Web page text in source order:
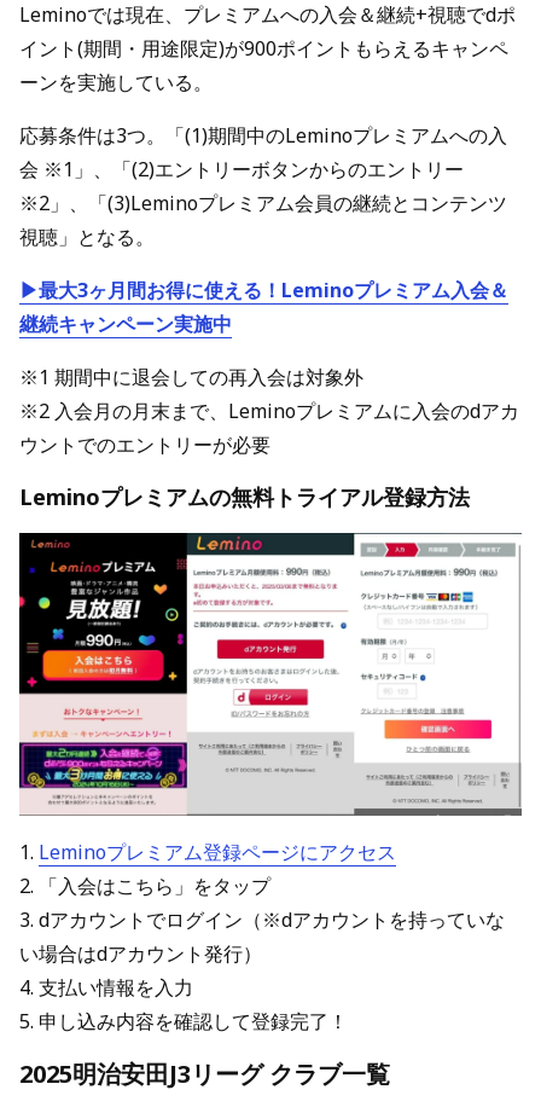
Leminoでは現在、プレミアムへの入会＆継続+視聴でdポ
イント(期間・用途限定)が900ポイントもらえるキャンペ
ーンを実施している。
応募条件は3つ。「(1)期間中のLeminoプレミアムへの入
会 ※1」、「(2)エントリーボタンからのエントリー
※2」、「(3)Leminoプレミアム会員の継続とコンテンツ
視聴」となる。
▶最大3ヶ月間お得に使える！Leminoプレミアム入会＆
継続キャンペーン実施中
※1 期間中に退会しての再入会は対象外
※2 入会月の月末まで、Leminoプレミアムに入会のdアカ
ウントでのエントリーが必要
Leminoプレミアムの無料トライアル登録方法
1. Leminoプレミアム登録ページにアクセス
2. 「入会はこちら」をタップ
3. dアカウントでログイン（※dアカウントを持っていな
い場合はdアカウント発行）
4. 支払い情報を入力
5. 申し込み内容を確認して登録完了！
2025明治安田J3リーグ クラブ一覧